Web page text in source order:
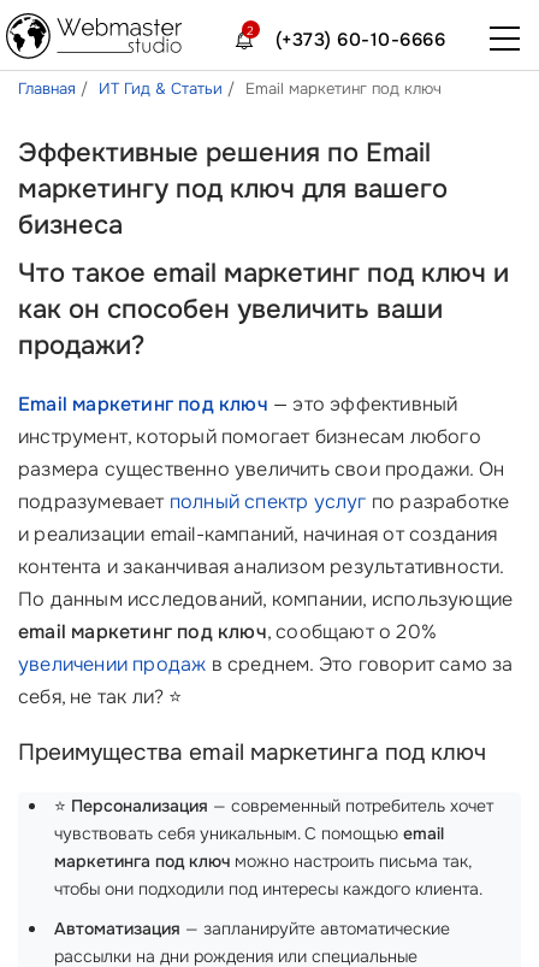
(+373) 60-10-6666
2
Главная ИТ Гид & Статьи Email маркетинг под ключ
Эффективные решения по Email
маркетингу под ключ для вашего
бизнеса
Что такое email маркетинг под ключ и
как он способен увеличить ваши
продажи?
Email маркетинг под ключ — это эффективный
инструмент, который помогает бизнесам любого
размера существенно увеличить свои продажи. Он
подразумевает полный спектр услуг по разработке
и реализации email-кампаний, начиная от создания
контента и заканчивая анализом результативности.
По данным исследований, компании, использующие
email маркетинг под ключ, сообщают о 20%
увеличении продаж в среднем. Это говорит само за
себя, не так ли? ⭐
Преимущества email маркетинга под ключ
⭐ Персонализация — современный потребитель хочет
чувствовать себя уникальным. С помощью email
маркетинга под ключ можно настроить письма так,
чтобы они подходили под интересы каждого клиента.
Автоматизация — запланируйте автоматические
рассылки на дни рождения или специальные